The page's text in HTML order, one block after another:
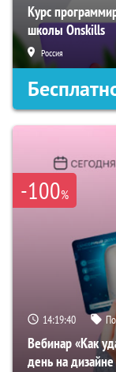
Курс
школы Onskills
Россия
-100%
14:19:39
Вебинар «Как
день на